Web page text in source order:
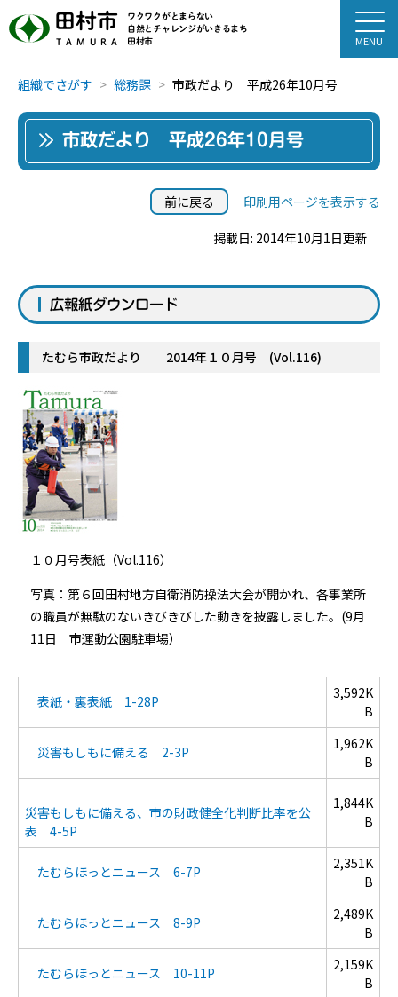
田村市
TAMURA
ワクワクがとまらない
自然とチャレンジがいきるまち
田村市
組織でさがす 総務課 市政だより 平成26年10月号
市政だより 平成26年10月号
前に戻る 印刷用ページを表示する
掲載日: 2014年10月1日更新
広報紙ダウンロード
たむら市政だより 2014年１０月号 (Vol.116)
１０月号表紙（Vol.116）
写真：第６回田村地方自衛消防操法大会が開かれ、各事業所
の職員が無駄のないきびきびした動きを披露しました。(9月
11日 市運動公園駐車場）
表紙・裏表紙 1-28P
3,592K
B
災害もしもに備える 2-3P
1,962K
B
災害もしもに備える、市の財政健全化判断比率を公
表 4-5P
1,844K
B
たむらほっとニュース 6-7P
2,351K
B
たむらほっとニュース 8-9P
2,489K
B
たむらほっとニュース 10-11P
2,159K
B